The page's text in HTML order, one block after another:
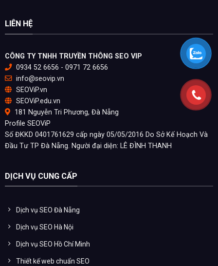
LIÊN HỆ
CÔNG TY TNHH TRUYỀN THÔNG SEO VIP
0934 52 6656 - 0971 72 6656
info@seovip.vn
SEOViP.vn
SEOViP.edu.vn
181 Nguyễn Tri Phương, Đà Nẵng
Profile SEOViP
Số ĐKKD 0401761629 cấp ngày 05/05/2016 Do Sở Kế Hoạch Và
Đầu Tư TP Đà Nẵng. Người đại diện: LÊ ĐÌNH THANH
DỊCH VỤ CUNG CẤP
Dịch vụ SEO Đà Nẵng
Dịch vụ SEO Hà Nội
Dịch vụ SEO Hồ Chí Minh
Thiết kế web chuẩn SEO